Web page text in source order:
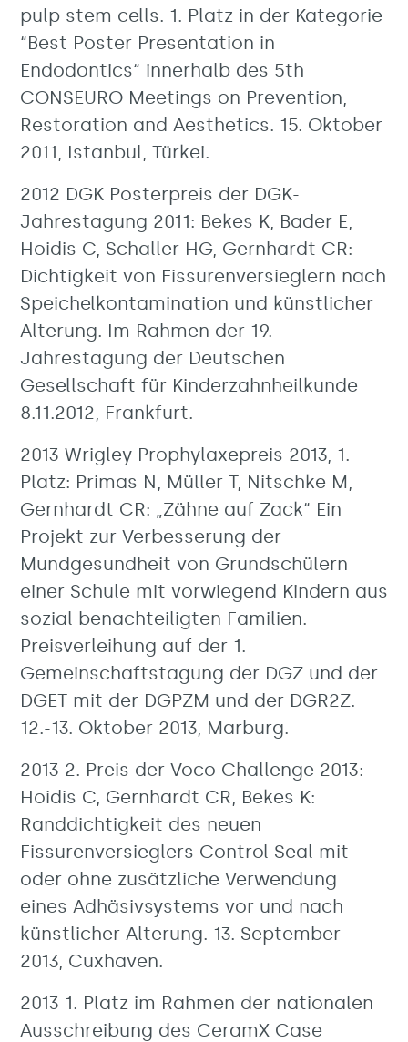
pulp stem cells. 1. Platz in der Kategorie
“Best Poster Presentation in
Endodontics“ innerhalb des 5th
CONSEURO Meetings on Prevention,
Restoration and Aesthetics. 15. Oktober
2011, Istanbul, Türkei.
2012 DGK Posterpreis der DGK-
Jahrestagung 2011: Bekes K, Bader E,
Hoidis C, Schaller HG, Gernhardt CR:
Dichtigkeit von Fissurenversieglern nach
Speichelkontamination und künstlicher
Alterung. Im Rahmen der 19.
Jahrestagung der Deutschen
Gesellschaft für Kinderzahnheilkunde
8.11.2012, Frankfurt.
2013 Wrigley Prophylaxepreis 2013, 1.
Platz: Primas N, Müller T, Nitschke M,
Gernhardt CR: „Zähne auf Zack“ Ein
Projekt zur Verbesserung der
Mundgesundheit von Grundschülern
einer Schule mit vorwiegend Kindern aus
sozial benachteiligten Familien.
Preisverleihung auf der 1.
Gemeinschaftstagung der DGZ und der
DGET mit der DGPZM und der DGR2Z.
12.-13. Oktober 2013, Marburg.
2013 2. Preis der Voco Challenge 2013:
Hoidis C, Gernhardt CR, Bekes K:
Randdichtigkeit des neuen
Fissurenversieglers Control Seal mit
oder ohne zusätzliche Verwendung
eines Adhäsivsystems vor und nach
künstlicher Alterung. 13. September
2013, Cuxhaven.
2013 1. Platz im Rahmen der nationalen
Ausschreibung des CeramX Case